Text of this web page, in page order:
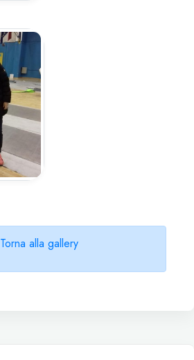
Torna alla gallery